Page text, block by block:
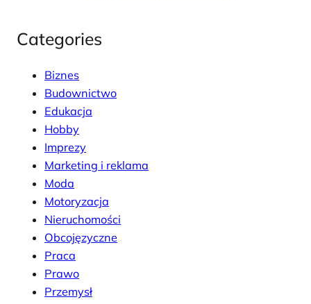
Categories
Biznes
Budownictwo
Edukacja
Hobby
Imprezy
Marketing i reklama
Moda
Motoryzacja
Nieruchomości
Obcojęzyczne
Praca
Prawo
Przemysł